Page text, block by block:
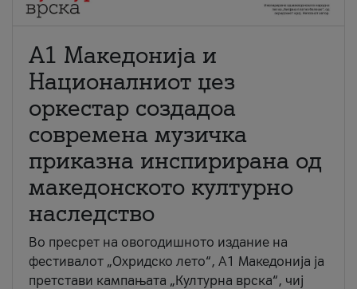
А1 Македонија и
Националниот џез
оркестар создадоа
современа музичка
приказна инспирирана од
македонското културно
наследство
Во пресрет на овогодишното издание на
фестивалот „Охридско лето“, А1 Македонија ја
претстави кампањата „Културна врска“, чиј